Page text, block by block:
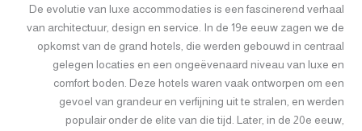
De evolutie van luxe accommodaties is een fascinerend verhaal
van architectuur, design en service. In de 19e eeuw zagen we de
opkomst van de grand hotels, die werden gebouwd in centraal
gelegen locaties en een ongeëvenaard niveau van luxe en
comfort boden. Deze hotels waren vaak ontworpen om een
gevoel van grandeur en verfijning uit te stralen, en werden
populair onder de elite van die tijd. Later, in de 20e eeuw,